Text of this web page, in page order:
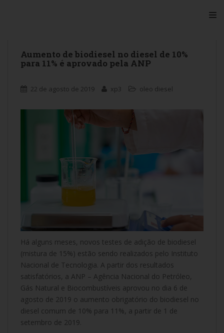
Aumento de biodiesel no diesel de 10%
para 11% é aprovado pela ANP
22 de agosto de 2019 xp3 oleo diesel
Há alguns meses, novos testes de adição de biodiesel
(mistura de 15%) estão sendo realizados pelo Instituto
Nacional de Tecnologia. A partir dos resultados
satisfatórios, a ANP – Agência Nacional do Petróleo,
Gás Natural e Biocombustíveis aprovou no dia 6 de
agosto de 2019 o aumento obrigatório do biodiesel no
diesel comum de 10% para 11%, a partir de 1 de
setembro de 2019.